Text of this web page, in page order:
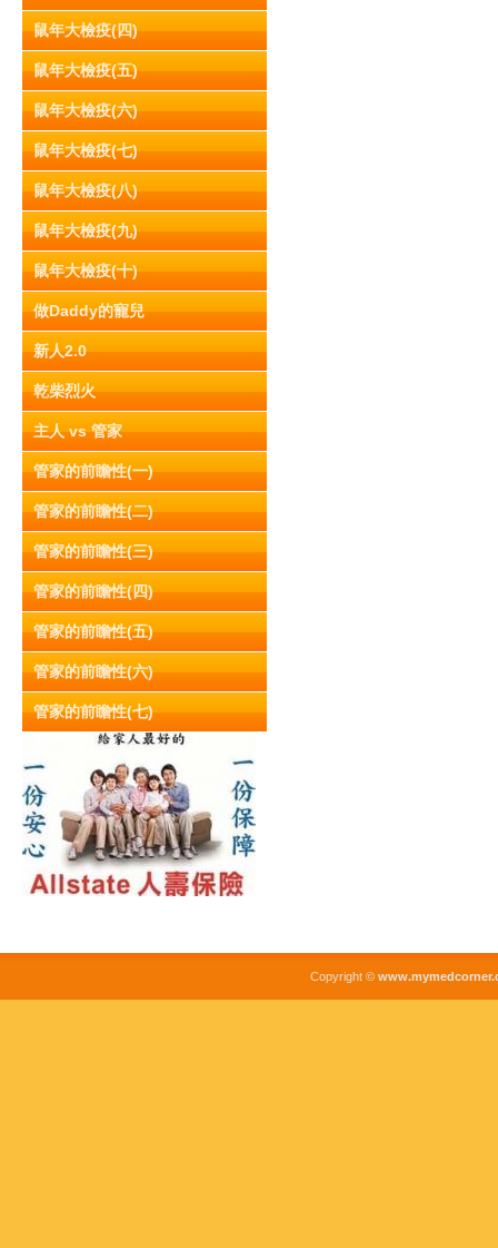
鼠年大檢疫(四)
鼠年大檢疫(五)
鼠年大檢疫(六)
鼠年大檢疫(七)
鼠年大檢疫(八)
鼠年大檢疫(九)
鼠年大檢疫(十)
做Daddy的寵兒
新人2.0
乾柴烈火
主人 vs 管家
管家的前瞻性(一)
管家的前瞻性(二)
管家的前瞻性(三)
管家的前瞻性(四)
管家的前瞻性(五)
管家的前瞻性(六)
管家的前瞻性(七)
Copyright ©